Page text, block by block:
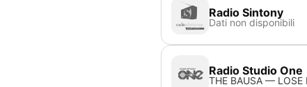
Radio Sintony
Dati non disponibili
Radio Studio One
THE BAUSA — LOSE